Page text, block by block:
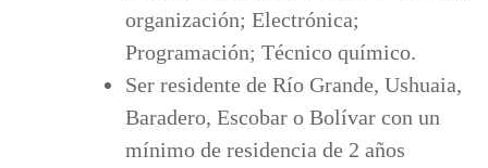
organización; Electrónica;
Programación; Técnico químico.
Ser residente de Río Grande, Ushuaia,
Baradero, Escobar o Bolívar con un
mínimo de residencia de 2 años